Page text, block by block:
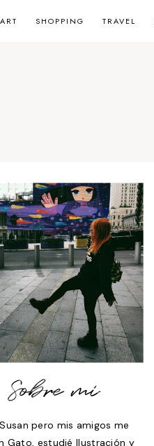
ART SHOPPING TRAVEL
Sobre mí
pero mis amigos me
Gato, estudié Ilustración y